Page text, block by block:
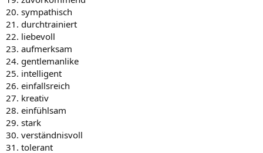
20. sympathisch
21. durchtrainiert
22. liebevoll
23. aufmerksam
24. gentlemanlike
25. intelligent
26. einfallsreich
27. kreativ
28. einfühlsam
29. stark
30. verständnisvoll
31. tolerant